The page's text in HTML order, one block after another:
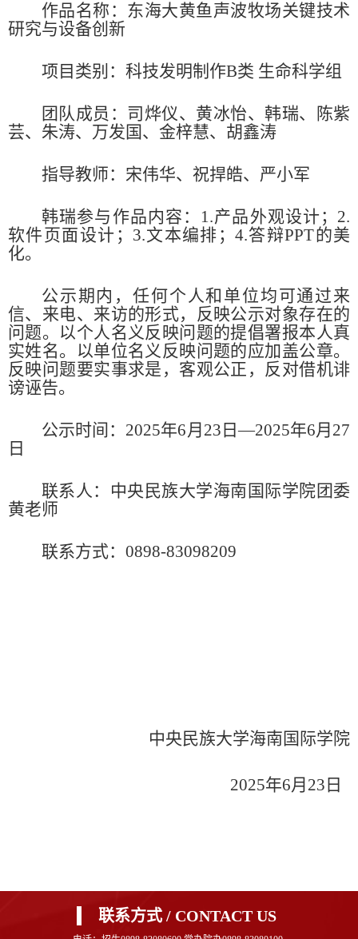
作品名称：东海大黄鱼声波牧场关键技术
研究与设备创新
项目类别：科技发明制 作B类 生命科学组
团队成员：司烨仪、黄冰怡、韩瑞、陈紫
芸、朱涛、万发国、金梓慧、胡鑫涛
指导教师：宋伟华、祝捍皓、严小军
韩瑞参与作品内容：1.产品外观设计；2.
软件页面设计；3.文本编排；4.答辩PPT的美
化。
公示期内，任何个人和单位均可通过来
信、来电、来访的形式，反映公示对象存在的
问题。以个人名义反映问题的提倡署报本人真
实姓名。以单位名义反映问题的应加盖公章。
反映问题要实事求是，客观公正，反对借机诽
谤诬告。
公示时间：2025年6月23日—2025年6月27
日
联系人：中央民族大学海南国际学院团委
黄老师
联系方式：0898-83098209
中央民族大学海南国际学院
2025年6月23日
联系方式 / CONTACT US